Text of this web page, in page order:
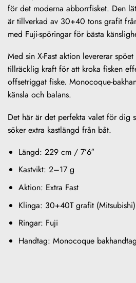
för det moderna abborrfisket. Den
är tillverkad av 30+40 tons grafit
med Fuji-spöringar för bästa
Med sin X-Fast aktion levererar
tillräcklig kraft för att kroka fisken
offsetriggat fiske. Monocoque-
känsla och balans.
Det här är det perfekta valet för dig
söker extra kastlängd från båt.
Längd: 229 cm / 7’6″
Kastvikt: 2–17 g
Aktion: Extra Fast
Klinga: 30+40T grafit (Mitsubishi)
Ringar: Fuji
Handtag: Monocoque bakhandtag